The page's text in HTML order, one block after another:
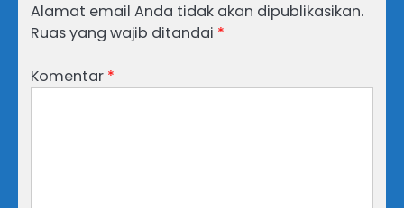
Alamat email Anda tidak akan dipublikasikan.
Ruas yang wajib ditandai *
Komentar *